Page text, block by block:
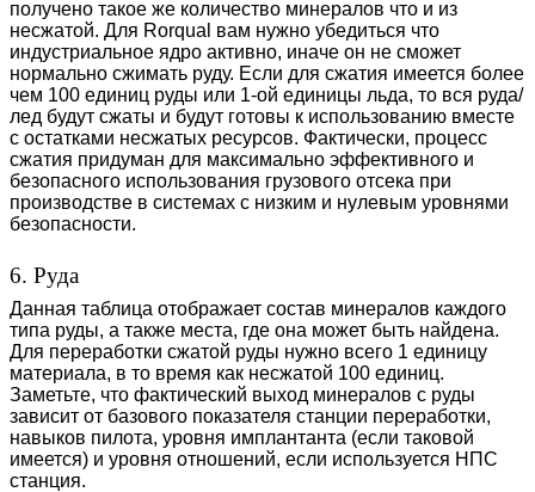
получено такое же количество минералов что и из
несжатой. Для Rorqual вам нужно убедиться что
индустриальное ядро активно, иначе он не сможет
нормально сжимать руду. Если для сжатия имеется более
чем 100 единиц руды или 1-ой единицы льда, то вся руда/
лед будут сжаты и будут готовы к использованию вместе
с остатками несжатых ресурсов. Фактически, процесс
сжатия придуман для максимально эффективного и
безопасного использования грузового отсека при
производстве в системах с низким и нулевым уровнями
безопасности.
6. Руда
Данная таблица отображает состав минералов каждого
типа руды, а также места, где она может быть найдена.
Для переработки сжатой руды нужно всего 1 единицу
материала, в то время как несжатой 100 единиц.
Заметьте, что фактический выход минералов с руды
зависит от базового показателя станции переработки,
навыков пилота, уровня имплантанта (если таковой
имеется) и уровня отношений, если используется НПС
станция.